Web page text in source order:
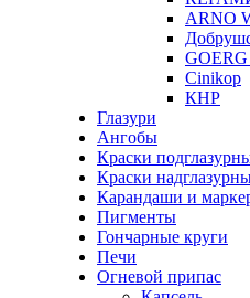
ARNO
Cinikop
КНР
Глазури
Ангобы
Краски
Краски
Карандаши и
Пигменты
Гончарные круги
Печи
Огневой припас